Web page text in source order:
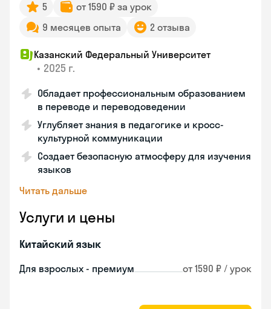
5
от 1590 ₽ за урок
9 месяцев опыта
2 отзыва
Казанский Федеральный Университет
• 2025 г.
Обладает профессиональным образованием
в переводе и переводоведении
Углубляет знания в педагогике и кросс-
культурной коммуникации
Создает безопасную атмосферу для изучения
языков
Читать дальше
Услуги и цены
Китайский язык
Для взрослых - премиум от 1590 ₽ / урок